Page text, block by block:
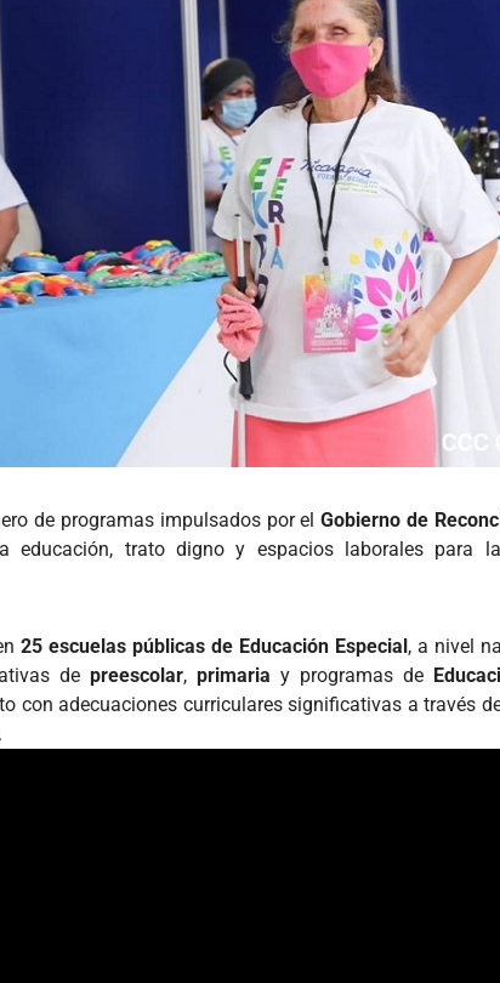
de programas impulsados por elGobierno de
educación, trato digno y espacios laborales para
25 escuelas públicas de Educación Especial, a nivel
depreescolar,primariay programas de
con adecuaciones curriculares significativas a través